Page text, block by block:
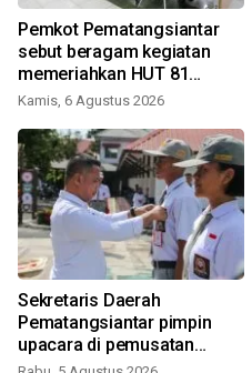
Pemkot Pematangsiantar
sebut beragam kegiatan
memeriahkan HUT 81
Kemerdekaan RI
Kamis, 6 Agustus 2026
Sekretaris Daerah
Pematangsiantar pimpin
upacara di pemusatan
latihan calon Paskibraka